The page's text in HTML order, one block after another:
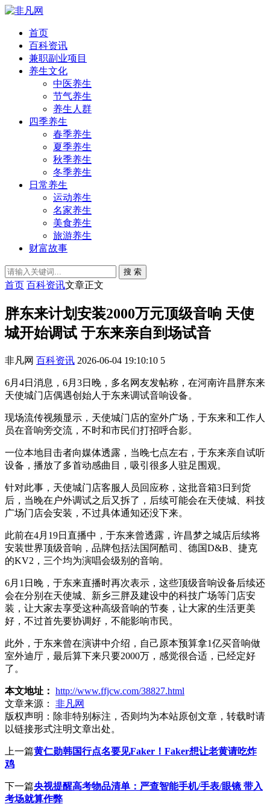
首页
百科资讯
兼职副业项目
养生文化
中医养生
节气养生
养生人群
四季养生
春季养生
夏季养生
秋季养生
冬季养生
日常养生
运动养生
名家养生
美食养生
旅游养生
财富故事
搜 索
首页 百科资讯文章正文
胖东来计划安装2000万元顶级音响 天使
城开始调试 于东来亲自到场试音
非凡网 百科资讯 2026-06-04 19:10:10 5
6月4日消息，6月3日晚，多名网友发帖称，在河南许昌胖东来
天使城门店偶遇创始人于东来调试音响设备。
现场流传视频显示，天使城门店的室外广场，于东来和工作人
员在音响旁交流，不时和市民们打招呼合影。
一位本地目击者向媒体透露，当晚七点左右，于东来亲自试听
设备，播放了多首动感曲目，吸引很多人驻足围观。
针对此事，天使城门店客服人员回应称，这批音箱3日到货
后，当晚在户外调试之后又拆了，后续可能会在天使城、科技
广场门店会安装，不过具体通知还没下来。
此前在4月19日直播中，于东来曾透露，许昌梦之城店后续将
安装世界顶级音响，品牌包括法国阿酷司、德国D&B、捷克
的KV2，三个均为演唱会级别的音响。
6月1日晚，于东来直播时再次表示，这些顶级音响设备后续还
会在分别在天使城、新乡三胖及建设中的科技广场等门店安
装，让大家去享受这种高级音响的节奏，让大家的生活更美
好，不过首先要协调好，不能影响市民。
此外，于东来曾在演讲中介绍，自己原本预算拿1亿买音响做
室外迪厅，最后算下来只要2000万，感觉很合适，已经定好
了。
本文地址： http://www.ffjcw.com/38827.html
文章来源：
非凡网
版权声明： 除非特别标注，否则均为本站原创文章，转载时请
以链接形式注明文章出处。
上一篇黄仁勋韩国行点名要见Faker！Faker想让老黄请吃炸
鸡
下一篇央视提醒高考物品清单：严查智能手机/手表/眼镜 带入
考场就算作弊